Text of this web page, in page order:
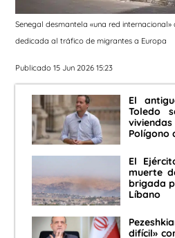
Senegal desmantela «una red
dedicada al tráfico de migrantes a Europa
Publicado 15 Jun 2026 15:23
El
Toledo
Polígono
El
muerte
brigada
Líbano
difícil»